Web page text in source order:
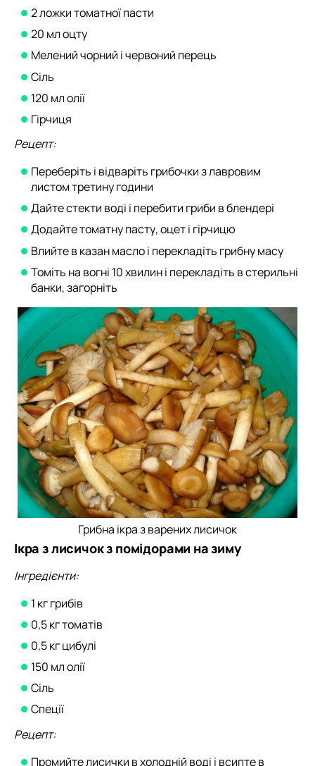
2 ложки томатної пасти
20 мл оцту
Мелений чорний і червоний перець
Сіль
120 мл олії
Гірчиця
Рецепт:
Переберіть і відваріть грибочки з лавровим
листом третину години
Дайте стекти воді і перебити гриби в блендері
Додайте томатну пасту, оцет і гірчицю
Влийте в казан масло і перекладіть грибну масу
Томіть на вогні 10 хвилин і перекладіть в стерильні
банки, загорніть
Грибна ікра з варених лисичок
Ікра з лисичок з помідорами на зиму
Інгредієнти:
1 кг грибів
0,5 кг томатів
0,5 кг цибулі
150 мл олії
Сіль
Спеції
Рецепт:
Промийте лисички в холодній воді і всипте в